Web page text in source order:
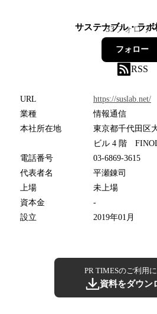
サステナブル・ラボ
33フォロワ
フォロー
RSS
URL
https://suslab.net/
業種
情報通信
本社所在地
東京都千代田区
ビル 4 階
電話番号
03-6869-3615
代表者名
平瀬錬司
上場
未上場
資本金
-
設立
2019年01月
PR TIMESのご利用
資料をダウン